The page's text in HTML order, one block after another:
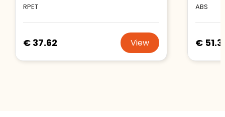
RPET
€ 37.62 View
ABS
€